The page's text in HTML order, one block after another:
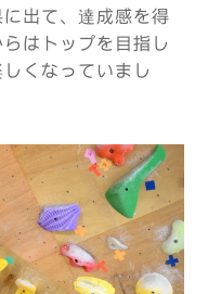
出て、達成感を得
はトップを目指し
くなっていまし